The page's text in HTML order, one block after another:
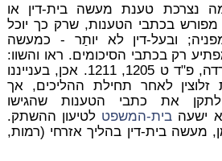
נצרכת טענת מעשה בית-דין או
בכתבי הטענות, שרק כך יוכל
ובעל-דין לא יותַר - כמעשה
רק בכתבי הסיכומים. ראו והשוו:
ע"א 421/54 עטיה נ' ברדה, פ"ד ט 1205, 1211. אכן, בענייננו
זלוצין לאחר תחילת ההליכים, אך
את כתבי הטענות שהגישו
ישעה בית-המשפט לטיעון ההשתק.
מעשה בית-דין בהליך אזרחי (רמות,